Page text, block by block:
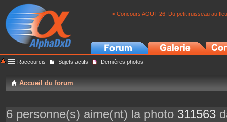
> Concours AOUT 26: Du petit ruisseau au
Raccourcis Sujets actifs Dernières photos
Accueil du forum
6 personne(s) aime(nt) la photo 311563